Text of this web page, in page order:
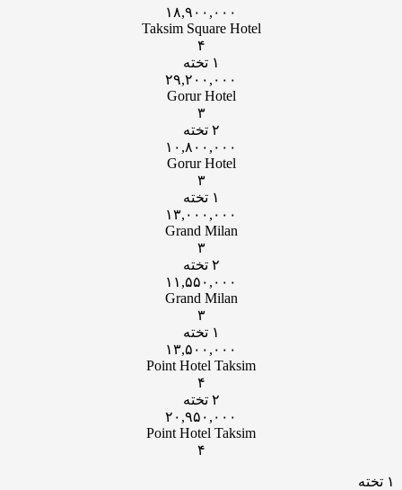
۱۸,۹۰۰,۰۰۰
Taksim Square Hotel
۴
۱ تخته
۲۹,۲۰۰,۰۰۰
Gorur Hotel
۳
۲ تخته
۱۰,۸۰۰,۰۰۰
Gorur Hotel
۳
۱ تخته
۱۳,۰۰۰,۰۰۰
Grand Milan
۳
۲ تخته
۱۱,۵۵۰,۰۰۰
Grand Milan
۳
۱ تخته
۱۳,۵۰۰,۰۰۰
Point Hotel Taksim
۴
۲ تخته
۲۰,۹۵۰,۰۰۰
Point Hotel Taksim
۴
۱ تخته